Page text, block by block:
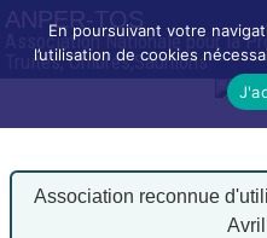
ANPER-TOS
Association Nationale pour la
Truites, Ombres,Saumons
Association reconnue
En poursuivant votre
l’utilisation de cookies